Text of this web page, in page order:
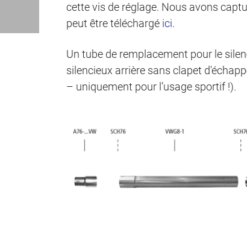
cette vis de réglage. Nous avons
peut être téléchargé ici.
Un tube de remplacement pour le
silencieux arrière sans clapet
– uniquement pour l’usage sportif !).